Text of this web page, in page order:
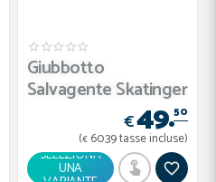
Giubbotto
Salvagente Skatinger
€49.50
(€ 60.39tasse incluse)
SELEZIONA
UNA